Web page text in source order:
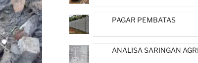
PAGAR PEMBATAS
ANALISA SARINGAN